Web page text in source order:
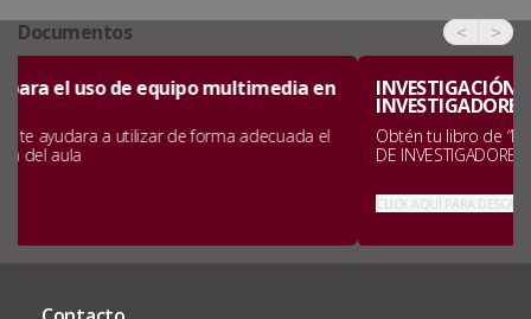
Documentos < >
INVESTIGACIÓN FORMATIVA Y FORMACIÓN DE
INVESTIGADORES EN EDUCACIÓN I
Obtén tu libro de “INVESTIGACIÓN FORMATIVA Y FORMACIÓN
DE INVESTIGADORES EN EDUCACIÓN I” de manera digital